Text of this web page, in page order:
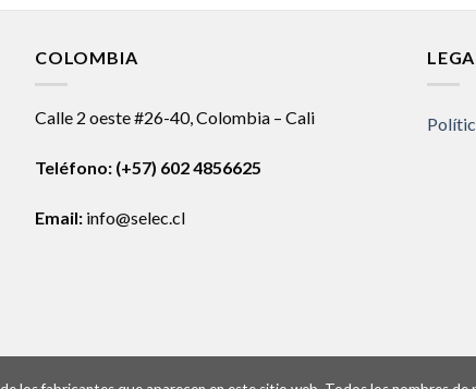
COLOMBIA
Calle 2 oeste #26-40, Colombia – Cali
Teléfono: (+57) 602 4856625
Email: info@selec.cl